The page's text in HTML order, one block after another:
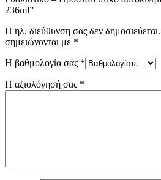
236ml”
Η ηλ. διεύθυνση σας δεν δημοσιεύεται.
σημειώνονται με *
Η βαθμολογία σας *
Η αξιολόγησή σας *